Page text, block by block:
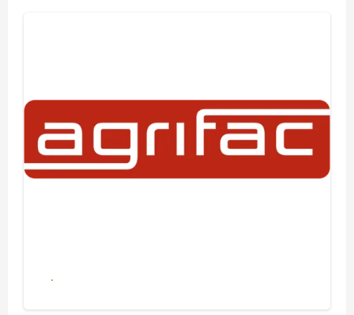
Se alle produkter